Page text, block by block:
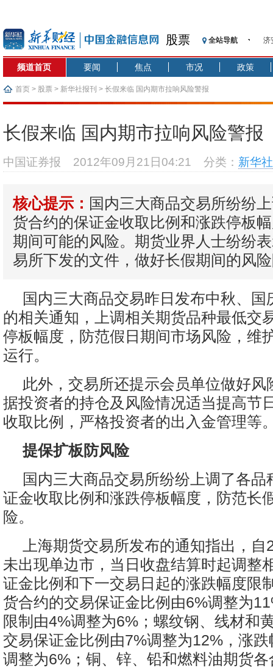
股票 全站导航
济
【
济
基
恒
频道首页 要闻 焦点 市况 政策
首页 > 股票 > 新华社报刊 > 长假来临 国内期市拉响风险警报
长假来临 国内期市拉响风险警报
中国证券报 2012年09月21日04:21 分类： 新华
核心提示： 国内三大商品交易所纷纷
货合约的保证金收取比例和涨跌停板
期间可能的风险。期货业界人士纷纷
易所下发的文件，做好长假期间的风
国内三大商品交易昨日发布中秋、国
的相关通知，上调相关期货品种最低交
停板幅度，防范假日期间市场风险，维
运行。
此外，交易所还提示会员单位做好风
据投资者的持仓及风险情况适当提高节
收取比例，严格投资者的出入金管理等
提保扩板防风险
国内三大商品交易所纷纷上调了各品
证金收取比例和涨跌停板幅度，防范长
险。
上海期货交易所发布的通知指出，
未出现单边市，当日收盘结算时起调整
证金比例和下一交易日起的涨跌幅度限
货合约的交易保证金比例由6%调整为
限制由4%调整为6%；螺纹钢、线材和
交易保证金比例由7%调整为12%，涨
调整为6%；铜、锌、铅和燃料油期货